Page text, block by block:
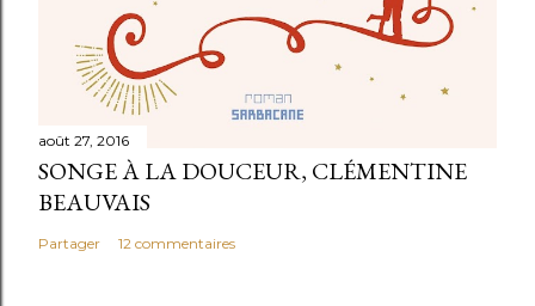
août 27, 2016
SONGE À LA DOUCEUR, CLÉMENTINE
BEAUVAIS
Partager 12 commentaires